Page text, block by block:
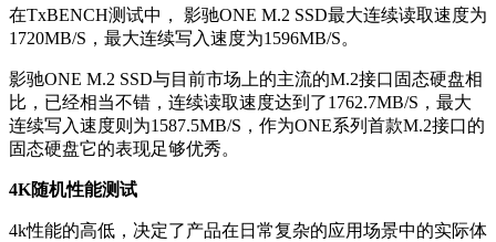
在TxBENCH测试中， 影驰ONE M.2 SSD最大连续读取速度为
1720MB/S，最大连续写入速度为1596MB/S。
影驰ONE M.2 SSD与目前市场上的主流的M.2接口固态硬盘相
比，已经相当不错，连续读取速度达到了1762.7MB/S，最大
连续写入速度则为1587.5MB/S，作为ONE系列首款M.2接口的
固态硬盘它的表现足够优秀。
4K随机性能测试
4k性能的高低，决定了产品在日常复杂的应用场景中的实际体